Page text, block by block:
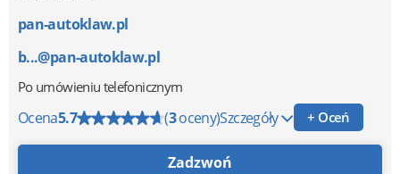
pan-autoklaw.pl
b...@pan-autoklaw.pl
Po umówieniu telefonicznym
Ocena5.7 (3oceny)Szczegóły + Oceń
Zadzwoń